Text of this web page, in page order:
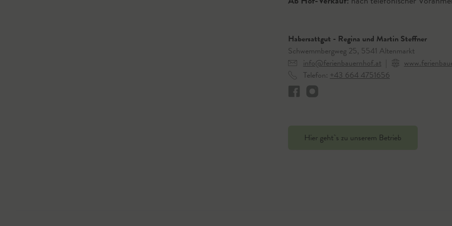
Habersattgut - Regina und Martin Steffner
Schwemmbergweg 25, 5541 Altenmarkt
info@ferienbauernhof.at |
Telefon: +43 664 4751656
Hier geht`s zu unserem Betrieb